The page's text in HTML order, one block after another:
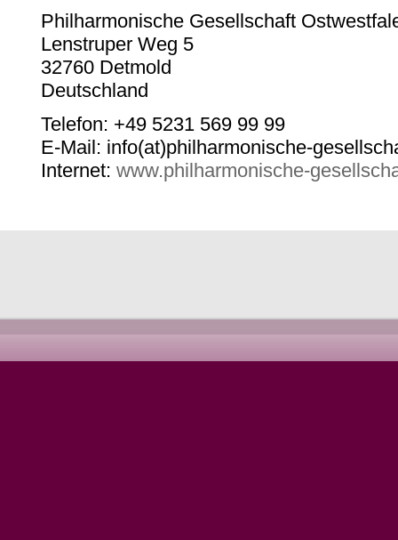
Philharmonische Gesellschaft
Lenstruper Weg 5
32760 Detmold
Deutschland
Telefon: +49 5231 569 99 99
E-Mail: info(at)philharmonische-
Internet: www.philharmonische-